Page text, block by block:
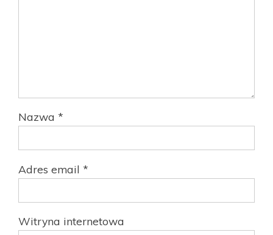
Nazwa *
Adres email *
Witryna internetowa